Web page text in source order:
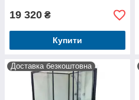
19 320 ₴
Купити
Доставка безкоштовна